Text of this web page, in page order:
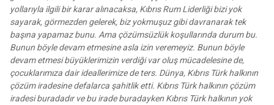
yollarıyla ilgili bir karar alınacaksa, Kıbrıs Rum Liderliği bizi yok
sayarak, görmezden gelerek, biz yokmuşuz gibi davranarak tek
başına yapamaz bunu. Ama çözümsüzlük koşullarında durum bu.
Bunun böyle devam etmesine asla izin veremeyiz. Bunun böyle
devam etmesi büyüklerimizin verdiği var oluş mücadelesine de,
çocuklarımıza dair ideallerimize de ters. Dünya, Kıbrıs Türk halkının
çözüm iradesine defalarca şahitlik etti. Kıbrıs Türk halkının çözüm
iradesi buradadır ve bu irade buradayken Kıbrıs Türk halkının yok